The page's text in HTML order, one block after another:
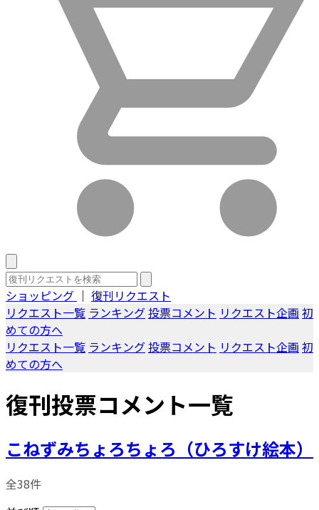
ショッピング ｜ 復刊リクエスト
リクエスト一覧 ランキング投票コメント リクエスト企画 初
めての方へ
リクエスト一覧 ランキング投票コメント リクエスト企画 初
めての方へ
復刊投票コメント一覧
こねずみちょろちょろ（ひろすけ絵本）
全38件